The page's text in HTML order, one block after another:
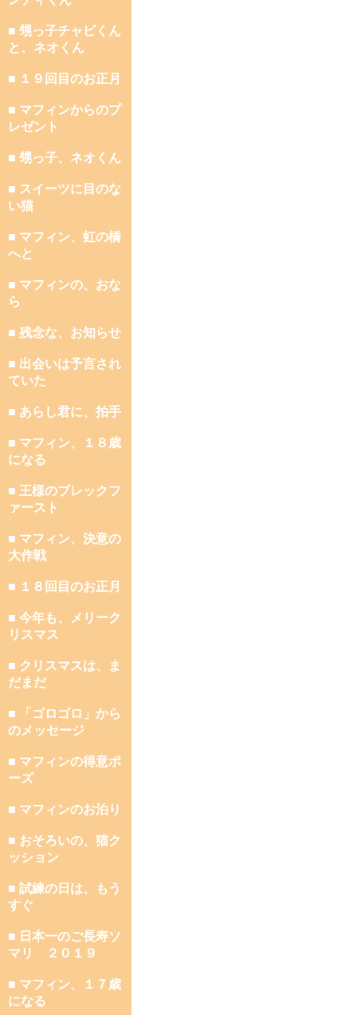
■ 甥っ子チャビくん
と、ネオくん
■ １９回目のお正月
■ マフィンからのプ
レゼント
■ 甥っ子、ネオくん
■ スイーツに目のな
い猫
■ マフィン、虹の橋
へと
■ マフィンの、おな
ら
■ 残念な、お知らせ
■ 出会いは予言され
ていた
■ あらし君に、拍手
■ マフィン、１８歳
になる
■ 王様のブレックフ
ァースト
■ マフィン、決意の
大作戦
■ １８回目のお正月
■ 今年も、メリーク
リスマス
■ クリスマスは、ま
だまだ
■ 「ゴロゴロ」から
のメッセージ
■ マフィンの得意ポ
ーズ
■ マフィンのお泊り
■ おそろいの、猫ク
ッション
■ 試練の日は、もう
すぐ
■ 日本一のご長寿ソ
マリ ２０１９
■ マフィン、１７歳
になる